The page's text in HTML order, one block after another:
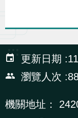
相
連
:::
更新日期
瀏覽人次
機關地址：